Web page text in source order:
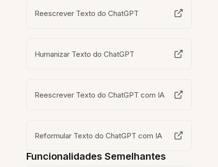
Reescrever Texto do ChatGPT
Humanizar Texto do ChatGPT
Reescrever Texto do ChatGPT com IA
Reformular Texto do ChatGPT com IA
Funcionalidades Semelhantes